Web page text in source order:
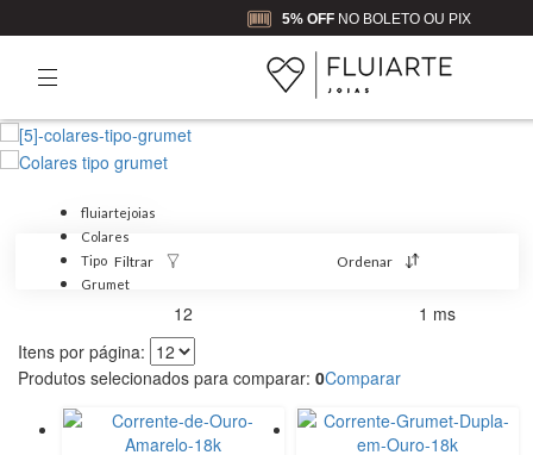
5% OFFNO BOLETO OU PIX
fluiartejoias
Colares
Tipo
Grumet
Filtrar Ordenar
12
1 ms
Itens por página:
Produtos selecionados para comparar: 0Comparar